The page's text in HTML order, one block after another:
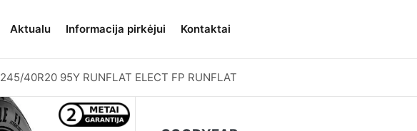
Aktualu Informacija pirkėjui Kontaktai
245/40R20 95Y RUNFLAT ELECT FP RUNFLAT